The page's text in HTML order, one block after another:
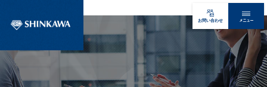
お問い合わせ メニュー